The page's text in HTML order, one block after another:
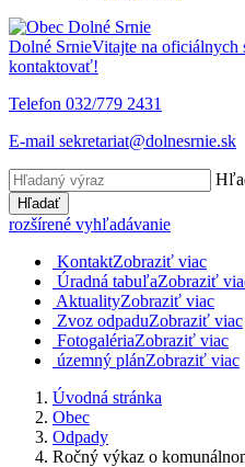
Dolné SrnieVitajte na oficiálnych
kontaktovať!
Telefon 032/779 2431
E-mail sekretariat@dolnesrnie.sk
Hľadať
rozšírené vyhľadávanie
KontaktZobraziť viac
Úradná tabuľaZobraziť
AktualityZobraziť viac
Zvoz odpaduZobraziť viac
FotogalériaZobraziť viac
územný plánZobraziť viac
Úvodná stránka
Obec
Odpady
Ročný výkaz o